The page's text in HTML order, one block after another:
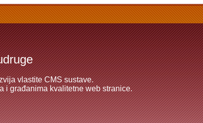
vlastite CMS sustave.
i građanima kvalitetne web stranice.